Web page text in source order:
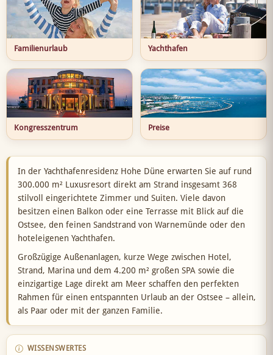
Familienurlaub Yachthafen
Kongresszentrum Preise
In der Yachthafenresidenz Hohe Düne erwarten Sie auf rund
300.000 m² Luxusresort direkt am Strand insgesamt 368
stilvoll eingerichtete Zimmer und Suiten. Viele davon
besitzen einen Balkon oder eine Terrasse mit Blick auf die
Ostsee, den feinen Sandstrand von Warnemünde oder den
hoteleigenen Yachthafen.
Großzügige Außenanlagen, kurze Wege zwischen Hotel,
Strand, Marina und dem 4.200 m² großen SPA sowie die
einzigartige Lage direkt am Meer schaffen den perfekten
Rahmen für einen entspannten Urlaub an der Ostsee – allein,
als Paar oder mit der ganzen Familie.
WISSENSWERTES